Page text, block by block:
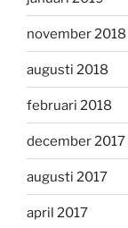
november 2018
augusti 2018
februari 2018
december 2017
augusti 2017
april 2017